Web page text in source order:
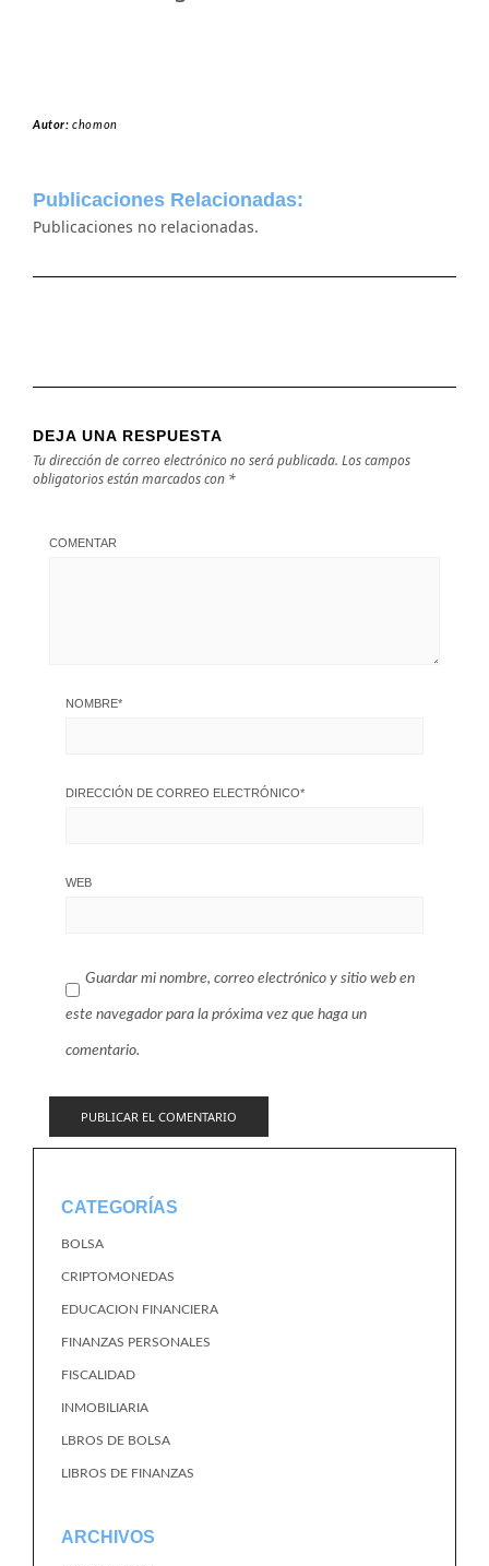
Autor:chomon
Publicaciones Relacionadas:
Publicaciones no relacionadas.
DEJA UNA RESPUESTA
Tu dirección de correo electrónico no será publicada. Los campos
obligatorios están marcados con *
COMENTAR
NOMBRE*
DIRECCIÓN DE CORREO ELECTRÓNICO*
WEB
Guardar mi nombre, correo electrónico y sitio web en
este navegador para la próxima vez que haga un
comentario.
CATEGORÍAS
BOLSA
CRIPTOMONEDAS
EDUCACION FINANCIERA
FINANZAS PERSONALES
FISCALIDAD
INMOBILIARIA
LBROS DE BOLSA
LIBROS DE FINANZAS
ARCHIVOS